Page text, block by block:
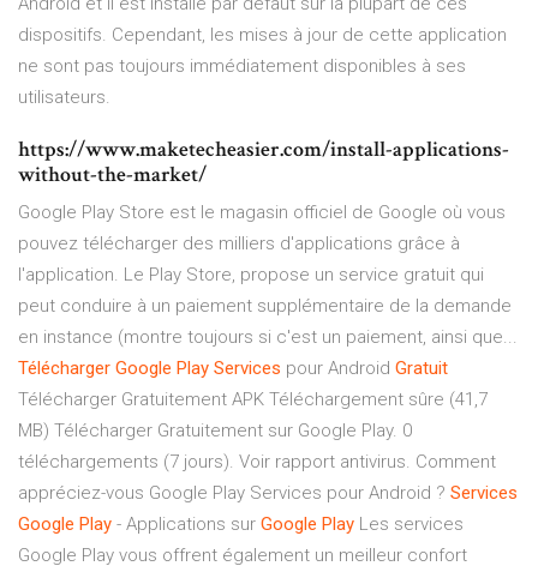
dispositifs. Cependant, les mises à jour de cette application
ne sont pas toujours immédiatement disponibles à ses
utilisateurs.
https://www.maketecheasier.com/install-applications-
without-the-market/
Google Play Store est le magasin officiel de Google où vous
pouvez télécharger des milliers d'applications grâce à
l'application. Le Play Store, propose un service gratuit qui
peut conduire à un paiement supplémentaire de la demande
en instance (montre toujours si c'est un paiement, ainsi que...
Télécharger Google Play Services pour Android Gratuit
Télécharger Gratuitement APK Téléchargement sûre (41,7
MB) Télécharger Gratuitement sur Google Play. 0
téléchargements (7 jours). Voir rapport antivirus. Comment
appréciez-vous Google Play Services pour Android ? Services
Google Play - Applications sur Google Play Les services
Google Play vous offrent également un meilleur confort